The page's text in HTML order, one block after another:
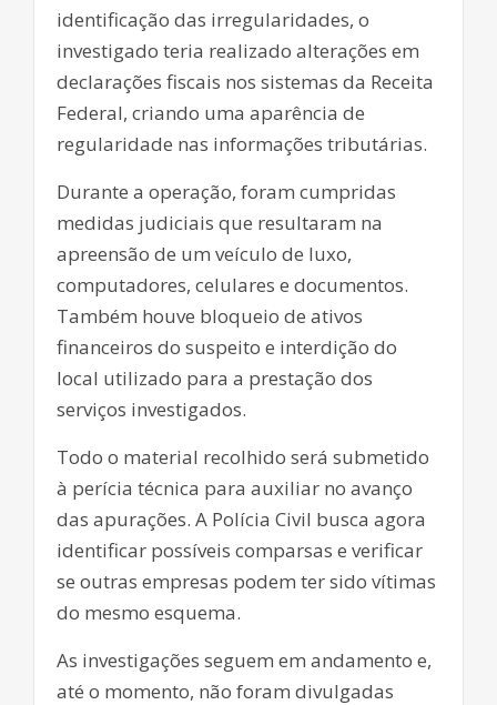
identificação das irregularidades, o
investigado teria realizado alterações em
declarações fiscais nos sistemas da Receita
Federal, criando uma aparência de
regularidade nas informações tributárias.
Durante a operação, foram cumpridas
medidas judiciais que resultaram na
apreensão de um veículo de luxo,
computadores, celulares e documentos.
Também houve bloqueio de ativos
financeiros do suspeito e interdição do
local utilizado para a prestação dos
serviços investigados.
Todo o material recolhido será submetido
à perícia técnica para auxiliar no avanço
das apurações. A Polícia Civil busca agora
identificar possíveis comparsas e verificar
se outras empresas podem ter sido vítimas
do mesmo esquema.
As investigações seguem em andamento e,
até o momento, não foram divulgadas